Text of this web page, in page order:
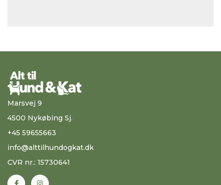
Marsvej 9
4500 Nykøbing Sj.
+45 59655663
info@alttilhundogkat.dk
CVR nr.: 15730641